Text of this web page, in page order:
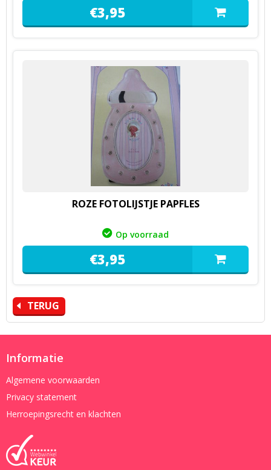
€3,95
ROZE FOTOLIJSTJE PAPFLES
Op voorraad
€3,95
TERUG
Informatie
Algemene voorwaarden
Privacy statement
Herroepingsrecht en klachten